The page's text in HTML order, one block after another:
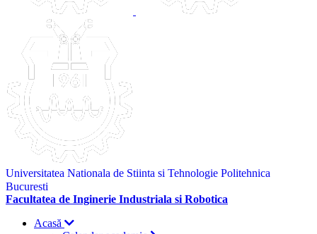
Universitatea Nationala de Stiinta si Tehnologie Politehnica
Bucuresti
Facultatea de Inginerie Industriala si Robotica
Acasă